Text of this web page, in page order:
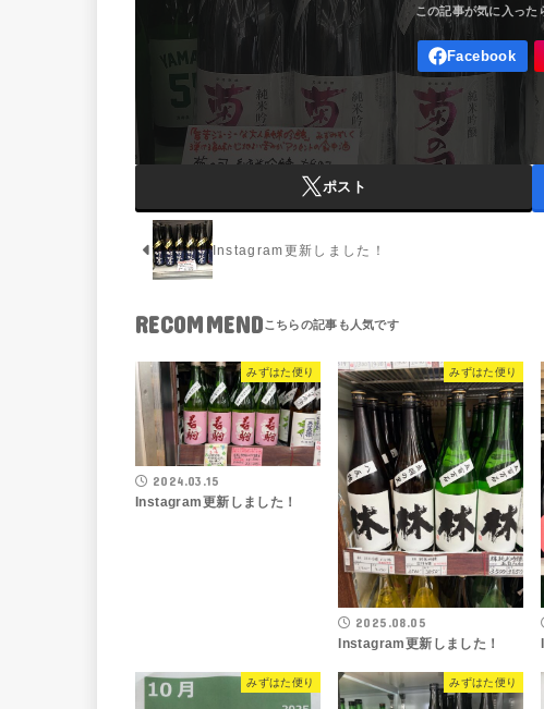
ポスト
Instagram更新しました！
RECOMMEND
みずはた便り
2024.03.15
Instagram更新しました！
みずはた便り
2025.08.05
Instagram更新しました！
みずはた便り みずはた便り